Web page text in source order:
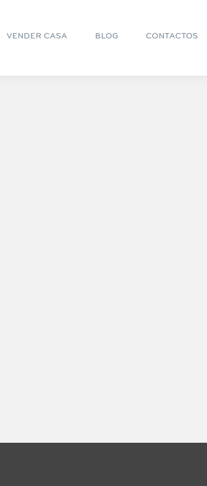
VENDER CASA BLOG CONTACTOS